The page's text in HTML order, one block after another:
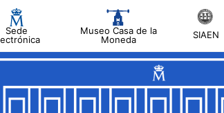
Sede
Museo Casa de la
Moneda
SIAEN